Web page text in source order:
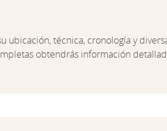
ubicación, técnica, cronología y
obtendrás información